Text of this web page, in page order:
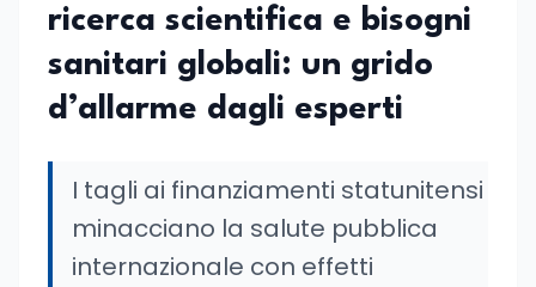
ricerca scientifica e bisogni
sanitari globali: un grido
d’allarme dagli esperti
I tagli ai finanziamenti statunitensi
minacciano la salute pubblica
internazionale con effetti